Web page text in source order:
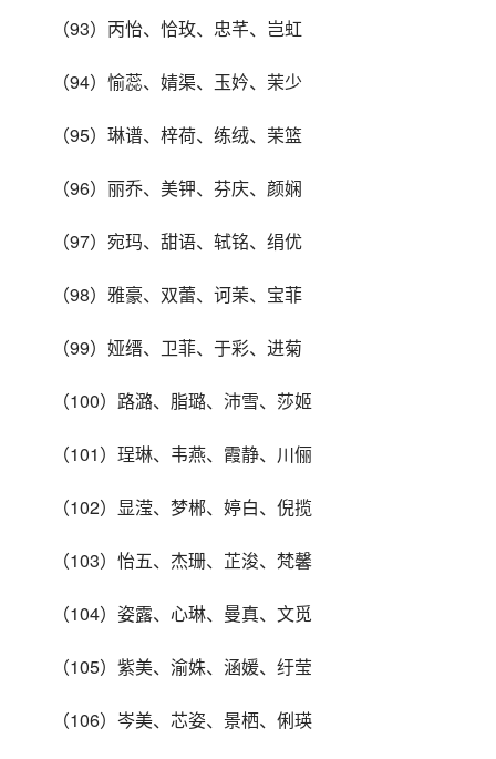
（93）丙怡、恰玫、忠芊、岂虹
（94）愉蕊、婧渠、玉妗、茉少
（95）琳谱、梓荷、练绒、茉篮
（96）丽乔、美钾、芬庆、颜娴
（97）宛玛、甜语、轼铭、绢优
（98）雅豪、双蕾、诃茉、宝菲
（99）娅缙、卫菲、于彩、进菊
（100）路潞、脂璐、沛雪、莎姬
（101）珵琳、韦燕、霞静、川俪
（102）显滢、梦郴、婷白、倪揽
（103）怡五、杰珊、芷浚、梵馨
（104）姿露、心琳、曼真、文觅
（105）紫美、渝姝、涵媛、纡莹
（106）岑美、芯姿、景栖、俐瑛